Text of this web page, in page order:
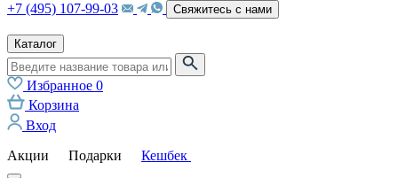
+7 (495) 107-99-03 Свяжитесь с нами
Каталог
Избранное 0
Корзина
Вход
Акции
Подарки Кешбек